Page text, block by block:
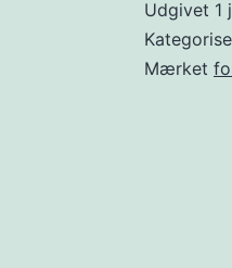
Udgivet 1
Mærket